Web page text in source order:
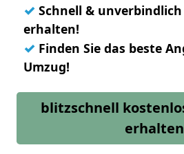
✓ Schnell &
erhalten!
✓ Finden Sie das beste
Umzug!
blitzschnell
erhalten